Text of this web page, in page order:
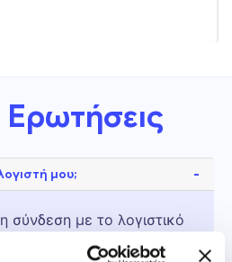
Ερωτήσεις
μου;
σύνδεση με το λογιστικό
πρόγραμμα μπορεί